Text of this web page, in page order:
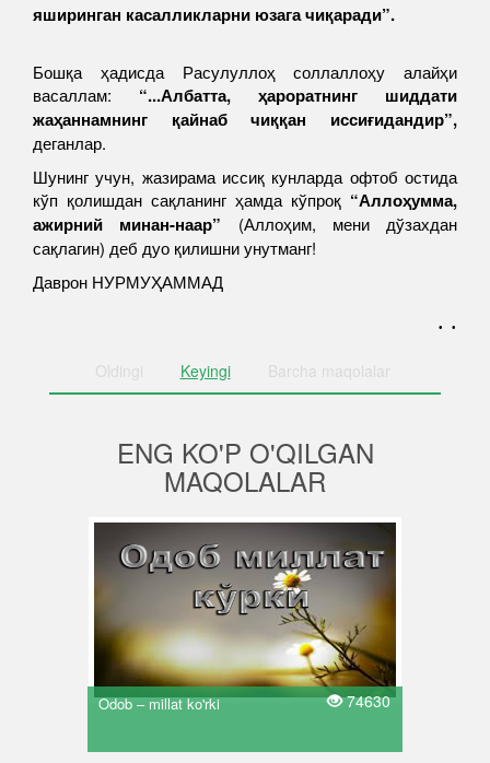
яширинган касалликларни юзага чиқаради”.
Бошқа ҳадисда Расулуллоҳ соллаллоҳу алайҳи
васаллам: “...Албатта, ҳароратнинг шиддати
жаҳаннамнинг қайнаб чиққан иссиғидандир”,
деганлар.
Шунинг учун, жазирама иссиқ кунларда офтоб остида
кўп қолишдан сақланинг ҳамда кўпроқ “Аллоҳумма,
ажирний минан-наар” (Аллоҳим, мени дўзахдан
сақлагин) деб дуо қилишни унутманг!
Даврон НУРМУҲАММАД
. .
Oldingi Keyingi Barcha maqolalar
ENG KO'P O'QILGAN
MAQOLALAR
Odob – millat ko'rki 74630